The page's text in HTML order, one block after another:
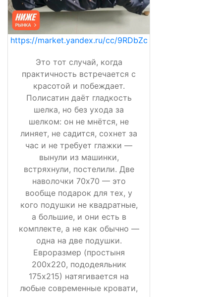
https://market.yandex.ru/cc/9RDbZc
Это тот случай, когда
практичность встречается с
красотой и побеждает.
Полисатин даёт гладкость
шелка, но без ухода за
шелком: он не мнётся, не
линяет, не садится, сохнет за
час и не требует глажки —
вынули из машинки,
встряхнули, постелили. Две
наволочки 70х70 — это
вообще подарок для тех, у
кого подушки не квадратные,
а большие, и они есть в
комплекте, а не как обычно —
одна на две подушки.
Евроразмер (простыня
200х220, пододеяльник
175х215) натягивается на
любые современные кровати,